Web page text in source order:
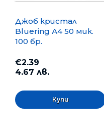
Джоб кристал
Bluering А4 50 мик.
100 бр.
€2.39
4.67 лв.